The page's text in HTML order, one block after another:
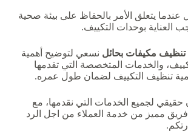
عندما يتعلق الأمر بالحفاظ على بيئة صحية
العناية بوحدات التكييف.
مكيفات بحائل نسعي لتوضيح أهمية
والخدمات المتخصصة التي تقدمها
تنظيف التكييف لضمان طول عمره.
حقيقي لجميع الخدمات التي نقدمها، مع
فريق مميز من خدمة العملاء من اجل الرد
.